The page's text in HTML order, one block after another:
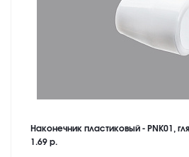
Наконечник пластиковый - PNK01,
1.69 р.